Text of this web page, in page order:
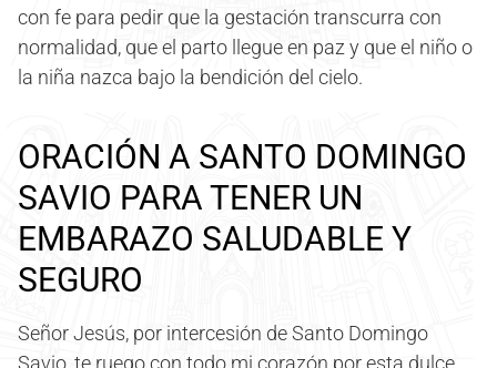
con fe para pedir que la gestación transcurra con
normalidad, que el parto llegue en paz y que el niño o
la niña nazca bajo la bendición del cielo.
ORACIÓN A SANTO DOMINGO
SAVIO PARA TENER UN
EMBARAZO SALUDABLE Y
SEGURO
Señor Jesús, por intercesión de Santo Domingo
Savio, te ruego con todo mi corazón por esta dulce